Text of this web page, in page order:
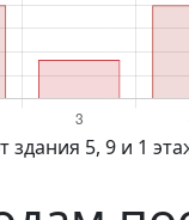
здания 5, 9 и 1